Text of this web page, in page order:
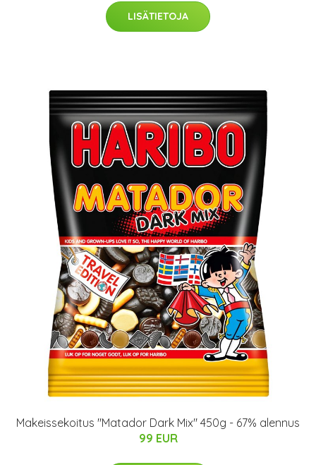
LISÄTIETOJA
Makeissekoitus "Matador Dark Mix" 450g - 67% alennus
99 EUR